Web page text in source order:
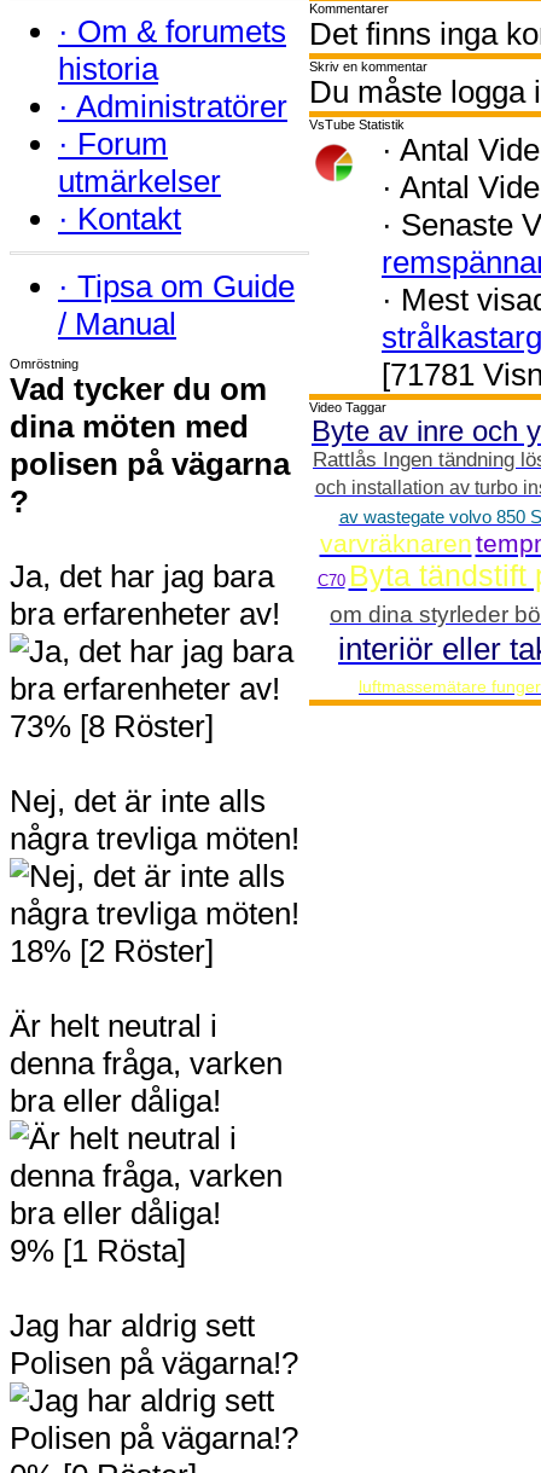
· Om & forumets
historia
· Administratörer
· Forum
utmärkelser
· Kontakt
· Tipsa om Guide
/ Manual
Omröstning
Vad tycker du om
dina möten med
polisen på vägarna
?
Ja, det har jag bara
bra erfarenheter av!
73% [8 Röster]
Nej, det är inte alls
några trevliga möten!
18% [2 Röster]
Är helt neutral i
denna fråga, varken
bra eller dåliga!
9% [1 Rösta]
Jag har aldrig sett
Polisen på vägarna!?
Kommentarer
Det finns inga
Skriv en kommentar
Du måste logga
VsTube Statistik
· Antal
· Antal
· Senaste
· Mest
[71781
Video Taggar
Byte av inre och
Rattlås Ingen tändning
och installation av turbo
av wastegate volvo 850
varvräknaren
C70 Byta tändstift
om dina styrleder
interiör eller
luftmassemätare